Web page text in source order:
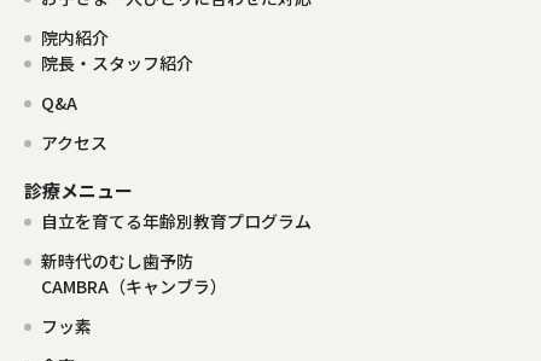
院内紹介
院長・スタッフ紹介
Q&A
アクセス
診療メニュー
自立を育てる年齢別教育プログラム
新時代のむし歯予防
CAMBRA（キャンブラ）
フッ素